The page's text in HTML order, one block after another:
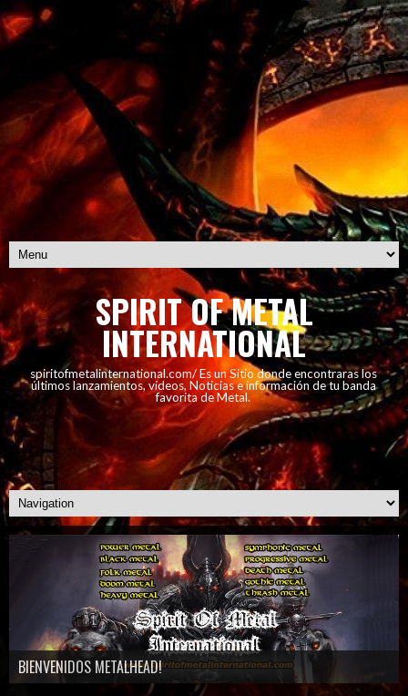
SPIRIT OF METAL
INTERNATIONAL
spiritofmetalinternational.com/ Es un Sitio donde encontraras los
últimos lanzamientos, vídeos, Noticias e información de tu banda
favorita de Metal.
BIENVENIDOS METALHEAD!